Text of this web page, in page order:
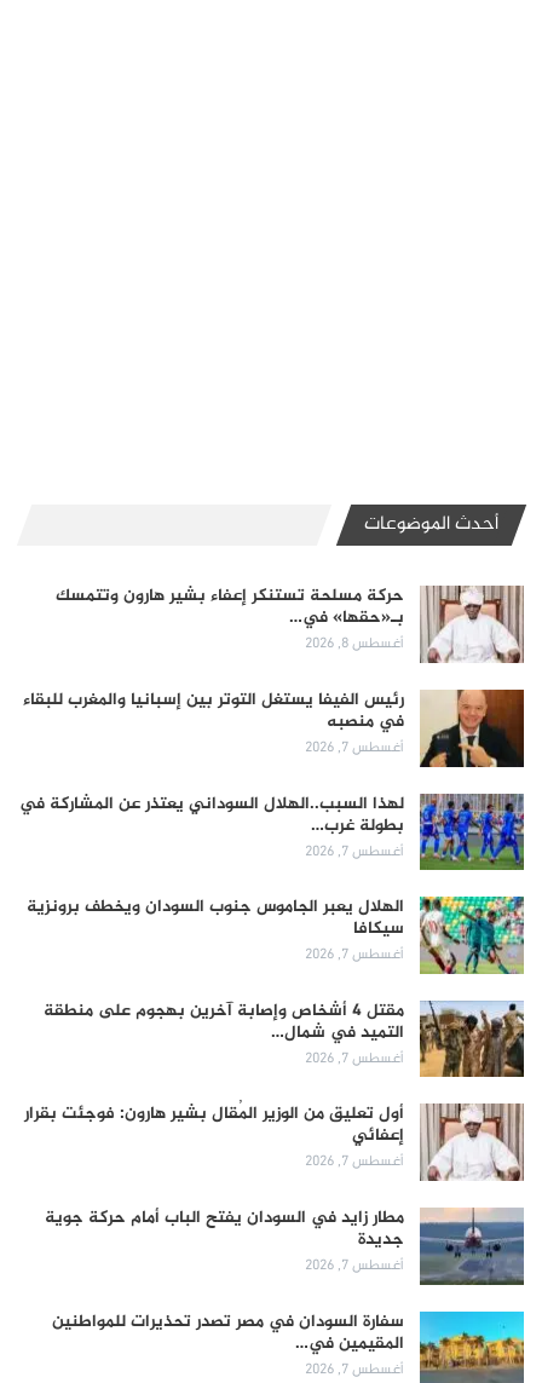
أحدث الموضوعات
حركة مسلحة تستنكر إعفاء بشير هارون وتتمسك
بـ«حقها» في…
أغسطس 8, 2026
رئيس الفيفا يستغل التوتر بين إسبانيا والمغرب للبقاء
في منصبه
أغسطس 7, 2026
لهذا السبب..الهلال السوداني يعتذر عن المشاركة في
بطولة غرب…
أغسطس 7, 2026
الهلال يعبر الجاموس جنوب السودان ويخطف برونزية
سيكافا
أغسطس 7, 2026
مقتل 4 أشخاص وإصابة آخرين بهجوم على منطقة
التميد في شمال…
أغسطس 7, 2026
أول تعليق من الوزير المُقال بشير هارون: فوجئت بقرار
إعفائي
أغسطس 7, 2026
مطار زايد في السودان يفتح الباب أمام حركة جوية
جديدة
أغسطس 7, 2026
سفارة السودان في مصر تصدر تحذيرات للمواطنين
المقيمين في…
أغسطس 7, 2026